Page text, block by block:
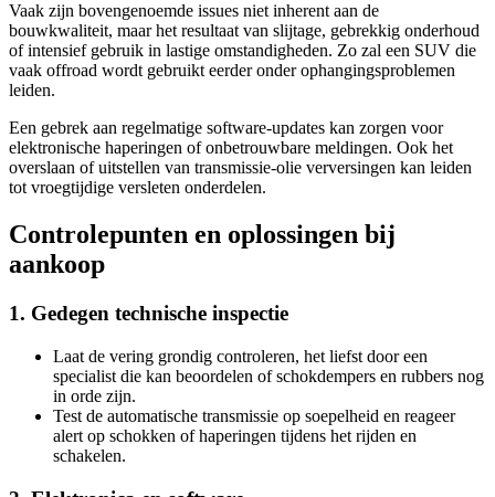
Vaak zijn bovengenoemde issues niet inherent aan de
bouwkwaliteit, maar het resultaat van slijtage, gebrekkig onderhoud
of intensief gebruik in lastige omstandigheden. Zo zal een SUV die
vaak offroad wordt gebruikt eerder onder ophangingsproblemen
leiden.
Een gebrek aan regelmatige software-updates kan zorgen voor
elektronische haperingen of onbetrouwbare meldingen. Ook het
overslaan of uitstellen van transmissie-olie verversingen kan leiden
tot vroegtijdige versleten onderdelen.
Controlepunten en oplossingen bij
aankoop
1. Gedegen technische inspectie
Laat de vering grondig controleren, het liefst door een
specialist die kan beoordelen of schokdempers en rubbers nog
in orde zijn.
Test de automatische transmissie op soepelheid en reageer
alert op schokken of haperingen tijdens het rijden en
schakelen.